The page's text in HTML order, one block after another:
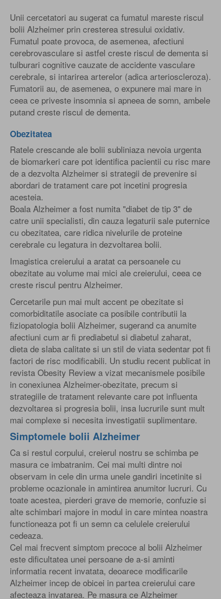
Unii cercetatori au sugerat ca fumatul mareste riscul
bolii Alzheimer prin cresterea stresului oxidativ.
Fumatul poate provoca, de asemenea, afectiuni
cerebrovasculare si astfel creste riscul de dementa si
tulburari cognitive cauzate de accidente vasculare
cerebrale, si intarirea arterelor (adica arterioscleroza).
Fumatorii au, de asemenea, o expunere mai mare in
ceea ce priveste insomnia si apneea de somn, ambele
putand creste riscul de dementa.
Obezitatea
Ratele crescande ale bolii subliniaza nevoia urgenta
de biomarkeri care pot identifica pacientii cu risc mare
de a dezvolta Alzheimer si strategii de prevenire si
abordari de tratament care pot incetini progresia
acesteia.
Boala Alzheimer a fost numita "diabet de tip 3" de
catre unii specialisti, din cauza legaturii sale puternice
cu obezitatea, care ridica nivelurile de proteine
cerebrale cu legatura in dezvoltarea bolii.
Imagistica creierului a aratat ca persoanele cu
obezitate au volume mai mici ale creierului, ceea ce
creste riscul pentru Alzheimer.
Cercetarile pun mai mult accent pe obezitate si
comorbiditatile asociate ca posibile contributii la
fiziopatologia bolii Alzheimer, sugerand ca anumite
afectiuni cum ar fi prediabetul si diabetul zaharat,
dieta de slaba calitate si un stil de viata sedentar pot fi
factori de risc modificabili. Un studiu recent publicat in
revista Obesity Review a vizat mecanismele posibile
in conexiunea Alzheimer-obezitate, precum si
strategiile de tratament relevante care pot influenta
dezvoltarea si progresia bolii, insa lucrurile sunt mult
mai complexe si necesita investigatii suplimentare.
Simptomele bolii Alzheimer
Ca si restul corpului, creierul nostru se schimba pe
masura ce imbatranim. Cei mai multi dintre noi
observam in cele din urma unele gandiri incetinite si
probleme ocazionale in amintirea anumitor lucruri. Cu
toate acestea, pierderi grave de memorie, confuzie si
alte schimbari majore in modul in care mintea noastra
functioneaza pot fi un semn ca celulele creierului
cedeaza.
Cel mai frecvent simptom precoce al bolii Alzheimer
este dificultatea unei persoane de a-si aminti
informatia recent invatata, deoarece modificarile
Alzheimer incep de obicei in partea creierului care
afecteaza invatarea. Pe masura ce Alzheimer